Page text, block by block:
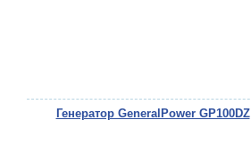
Генератор GeneralPower GP100DZ